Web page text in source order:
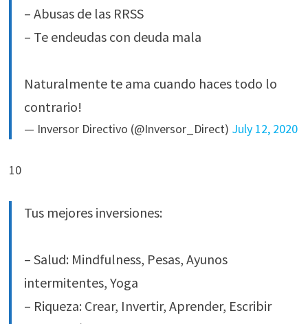
– Abusas de las RRSS
– Te endeudas con deuda mala
Naturalmente te ama cuando haces todo lo
contrario!
— Inversor Directivo (@Inversor_Direct) July 12, 2020
10
Tus mejores inversiones:
– Salud: Mindfulness, Pesas, Ayunos
intermitentes, Yoga
– Riqueza: Crear, Invertir, Aprender, Escribir